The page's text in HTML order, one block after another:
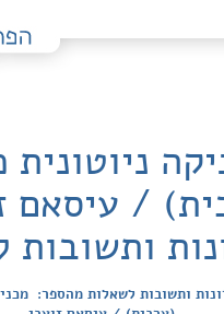
/ עיסאם
ותשובות
ותשובות לשאלות מהספר: